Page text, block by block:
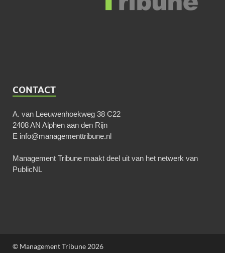
CONTACT
A. van Leeuwenhoekweg 38 C22
2408 AN Alphen aan den Rijn
E info@managementtribune.nl
Management Tribune maakt deel uit van het netwerk van
PublicNL
© Management Tribune 2026